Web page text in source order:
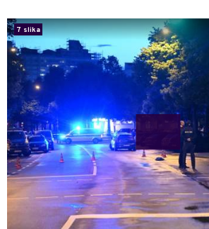
7 slika